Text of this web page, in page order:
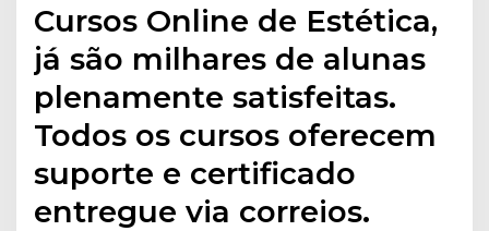
Cursos Online de Estética,
já são milhares de alunas
plenamente satisfeitas.
Todos os cursos oferecem
suporte e certificado
entregue via correios.